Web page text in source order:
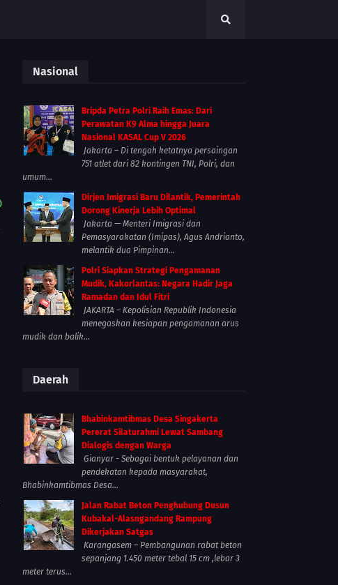
Nasional
Bripda Petra Polri Raih Emas: Dari
Perawatan K9 Alma hingga Juara
Nasional KASAL Cup V 2026
Jakarta – Di tengah ketatnya persaingan
751 atlet dari 82 kontingen TNI, Polri, dan
umum...
Dirjen Imigrasi Baru Dilantik, Pemerintah
Dorong Kinerja Lebih Optimal
Jakarta — Menteri Imigrasi dan
Pemasyarakatan (Imipas), Agus Andrianto,
melantik dua Pimpinan...
Polri Siapkan Strategi Pengamanan
Mudik, Kakorlantas: Negara Hadir Jaga
Ramadan dan Idul Fitri
JAKARTA – Kepolisian Republik Indonesia
menegaskan kesiapan pengamanan arus
mudik dan balik...
Daerah
Bhabinkamtibmas Desa Singakerta
Pererat Silaturahmi Lewat Sambang
Dialogis dengan Warga
Gianyar - Sebagai bentuk pelayanan dan
pendekatan kepada masyarakat,
Bhabinkamtibmas Desa...
Jalan Rabat Beton Penghubung Dusun
Kubakal-Alasngandang Rampung
Dikerjakan Satgas
Karangasem – Pembangunan rabat beton
sepanjang 1.450 meter tebal 15 cm ,lebar 3
meter terus...